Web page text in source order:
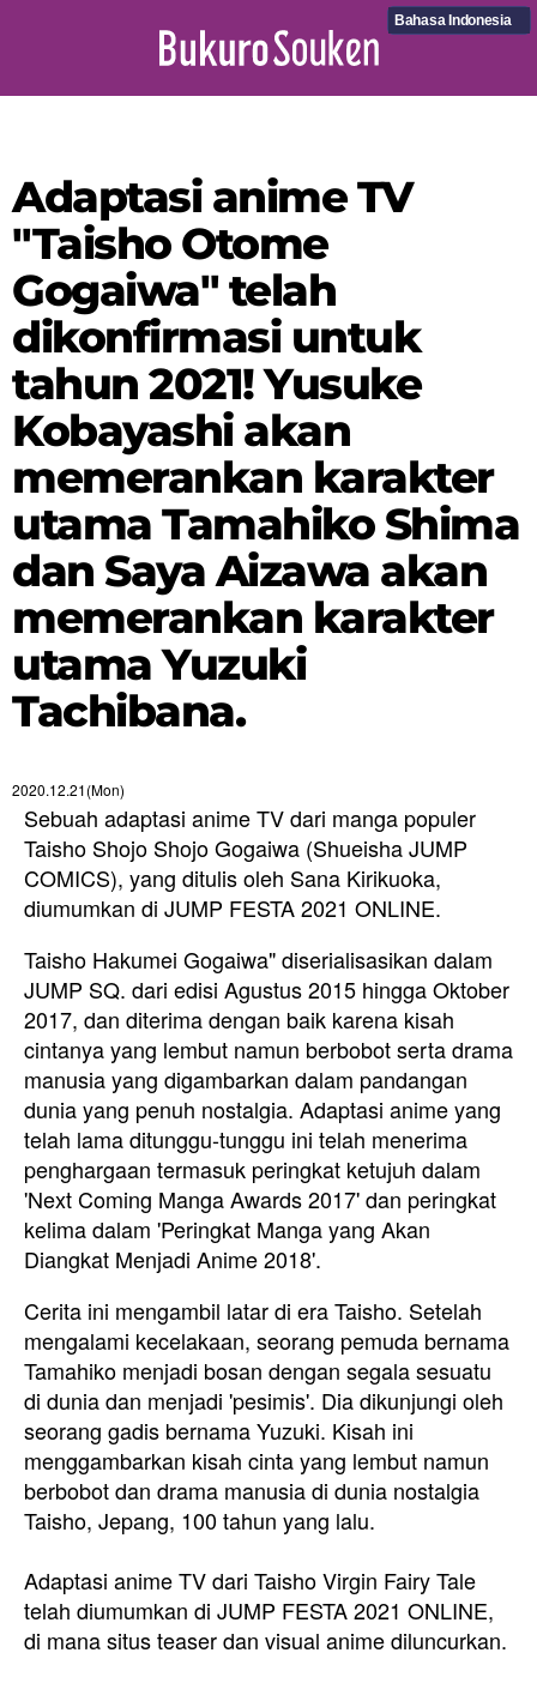
Bahasa Indonesia
Adaptasi anime TV
"Taisho Otome
Gogaiwa" telah
dikonfirmasi untuk
tahun 2021! Yusuke
Kobayashi akan
memerankan karakter
utama Tamahiko Shima
dan Saya Aizawa akan
memerankan karakter
utama Yuzuki
Tachibana.
2020.12.21(Mon)
Sebuah adaptasi anime TV dari manga populer
Taisho Shojo Shojo Gogaiwa (Shueisha JUMP
COMICS), yang ditulis oleh Sana Kirikuoka,
diumumkan di JUMP FESTA 2021 ONLINE.
Taisho Hakumei Gogaiwa" diserialisasikan dalam
JUMP SQ. dari edisi Agustus 2015 hingga Oktober
2017, dan diterima dengan baik karena kisah
cintanya yang lembut namun berbobot serta drama
manusia yang digambarkan dalam pandangan
dunia yang penuh nostalgia. Adaptasi anime yang
telah lama ditunggu-tunggu ini telah menerima
penghargaan termasuk peringkat ketujuh dalam
'Next Coming Manga Awards 2017' dan peringkat
kelima dalam 'Peringkat Manga yang Akan
Diangkat Menjadi Anime 2018'.
Cerita ini mengambil latar di era Taisho. Setelah
mengalami kecelakaan, seorang pemuda bernama
Tamahiko menjadi bosan dengan segala sesuatu
di dunia dan menjadi 'pesimis'. Dia dikunjungi oleh
seorang gadis bernama Yuzuki. Kisah ini
menggambarkan kisah cinta yang lembut namun
berbobot dan drama manusia di dunia nostalgia
Taisho, Jepang, 100 tahun yang lalu.
Adaptasi anime TV dari Taisho Virgin Fairy Tale
telah diumumkan di JUMP FESTA 2021 ONLINE,
di mana situs teaser dan visual anime diluncurkan.